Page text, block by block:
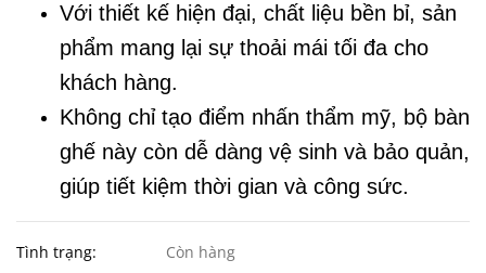
Với thiết kế hiện đại, chất liệu bền bỉ, sản
phẩm mang lại sự thoải mái tối đa cho
khách hàng.
Không chỉ tạo điểm nhấn thẩm mỹ, bộ bàn
ghế này còn dễ dàng vệ sinh và bảo quản,
giúp tiết kiệm thời gian và công sức.
Tình trạng: Còn hàng